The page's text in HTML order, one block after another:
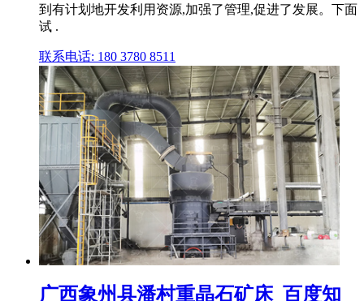
到有计划地开发利用资源,加强了管理,促进了发展。下面
试 .
联系电话: 180 3780 8511
广西象州县潘村重晶石矿床_百度知